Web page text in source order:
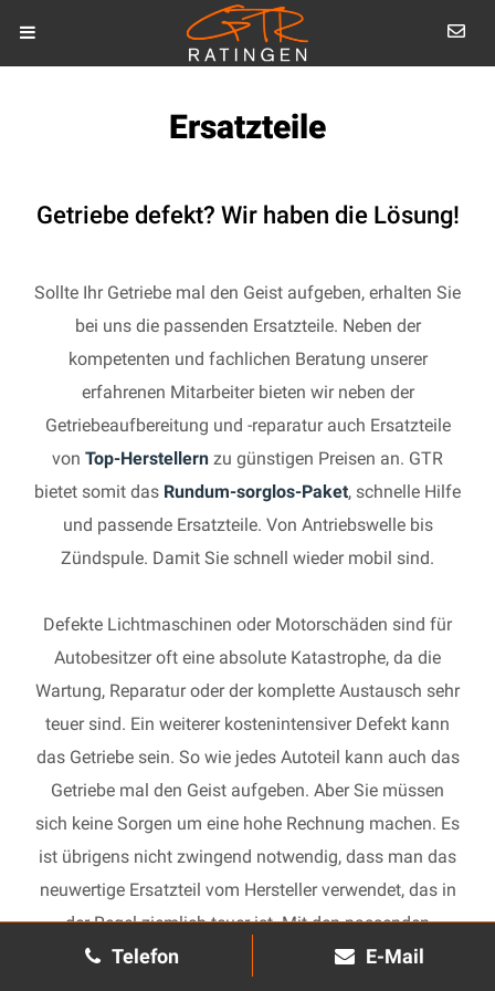
Telefon E-Mail
Ersatzteile
Getriebe defekt? Wir haben die Lösung!
Sollte Ihr Getriebe mal den Geist aufgeben, erhalten Sie
bei uns die passenden Ersatzteile. Neben der
kompetenten und fachlichen Beratung unserer
erfahrenen Mitarbeiter bieten wir neben der
Getriebeaufbereitung und -reparatur auch Ersatzteile
von Top-Herstellern zu günstigen Preisen an. GTR
bietet somit das Rundum-sorglos-Paket, schnelle Hilfe
und passende Ersatzteile. Von Antriebswelle bis
Zündspule. Damit Sie schnell wieder mobil sind.
Defekte Lichtmaschinen oder Motorschäden sind für
Autobesitzer oft eine absolute Katastrophe, da die
Wartung, Reparatur oder der komplette Austausch sehr
teuer sind. Ein weiterer kostenintensiver Defekt kann
das Getriebe sein. So wie jedes Autoteil kann auch das
Getriebe mal den Geist aufgeben. Aber Sie müssen
sich keine Sorgen um eine hohe Rechnung machen. Es
ist übrigens nicht zwingend notwendig, dass man das
neuwertige Ersatzteil vom Hersteller verwendet, das in
der Regel ziemlich teuer ist. Mit den passenden
Ersatzteilen kann jedes gebrauchte Getriebe schnell